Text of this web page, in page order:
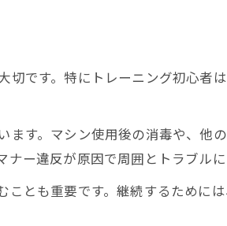
です。特にトレーニング初心者
す。マシン使用後の消毒や、他
ー違反が原因で周囲とトラブルに
とも重要です。継続するために